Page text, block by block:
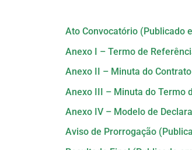
Ato Convocatório (Publicado
Anexo I – Termo de
Anexo II – Minuta do Contrato
Anexo III – Minuta do Termo
Anexo IV – Modelo de
Aviso de Prorrogação